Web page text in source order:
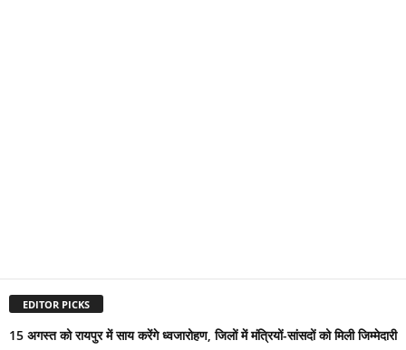
EDITOR PICKS
15 अगस्त को रायपुर में साय करेंगे ध्वजारोहण, जिलों में मंत्रियों-सांसदों को मिली जिम्मेदारी